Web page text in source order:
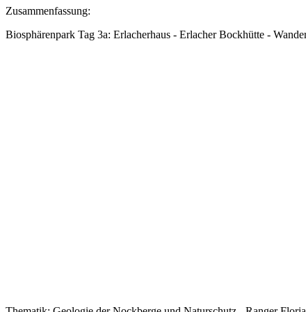
Zusammenfassung:
Biosphärenpark Tag 3a: Erlacherhaus - Erlacher Bockhütte -